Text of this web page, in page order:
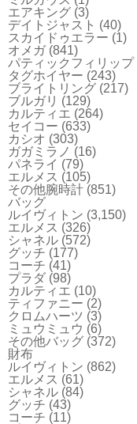
エアキング (3)
デイトジャスト (40)
スカイドゥエラー (1)
オメガ(841)
パティックフィリップ
タグホイヤー (243)
ブライトリング (217)
ブルガリ (129)
カルティエ (264)
セイコー (633)
カシオ (303)
ガガミラノ (16)
パネライ (79)
エルメス (105)
その他腕時計 (851)
バッグ
ルイヴィトン (3,150)
エルメス (326)
シャネル (572)
グッチ (177)
コーチ (41)
プラダ (98)
カルティエ (10)
ティファニー (2)
クロムハーツ (3)
ミュウミュウ (6)
その他バッグ (372)
財布
ルイヴィトン (862)
エルメス (61)
シャネル (84)
グッチ (43)
コーチ (11)